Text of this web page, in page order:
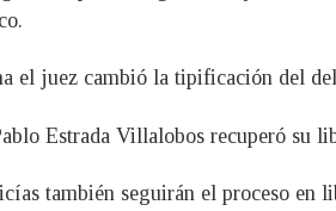
el juez cambió la tipificación del
Estrada Villalobos recuperó su
también seguirán el proceso en